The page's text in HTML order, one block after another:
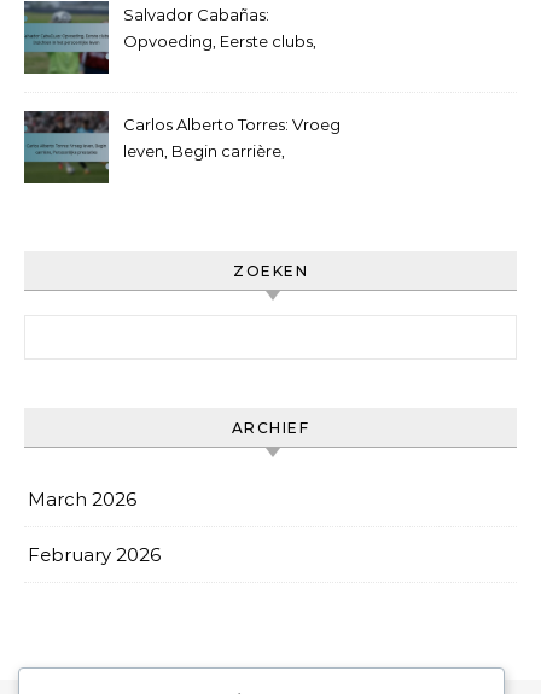
succes
Salvador Cabañas:
Opvoeding, Eerste clubs,
Carlos Alberto Torres: Vroeg
leven, Begin carrière,
ZOEKEN
ARCHIEF
March 2026
February 2026